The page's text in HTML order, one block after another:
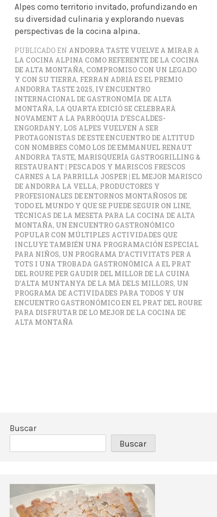
Alpes como territorio invitado, profundizando en
su diversidad culinaria y explorando nuevas
perspectivas de la cocina alpina.
PUBLICADO EN ANDORRA TASTE VUELVE A MIRAR A
LA COCINA ALPINA COMO REFERENTE DE LA COCINA
DE ALTA MONTAÑA, COMPROMISO CON UN LEGADO
Y CON SU TIERRA, FERRAN ADRIÀ ES EL PREMIO
ANDORRA TASTE 2025, IV ENCUENTRO
INTERNACIONAL DE GASTRONOMÍA DE ALTA
MONTAÑA, LA QUARTA EDICIÓ SE CELEBRARÀ
NOVAMENT A LA PARRÒQUIA D'ESCALDES-
ENGORDANY, LOS ALPES VUELVEN A SER
PROTAGONISTAS DE ESTE ENCUENTRO DE ALTITUD
CON NOMBRES COMO LOS DE EMMANUEL RENAUT
ANDORRA TASTE, MARISQUERÍA GASTROGRILLING &
RESTAURANT | PESCADOS Y MARISCOS FRESCOS
CARNES A LA PARRILLA JOSPER | EL MEJOR MARISCO
DE ANDORRA LA VELLA, PRODUCTORES Y
PROFESIONALES DE ENTORNOS MONTAÑOSOS DE
TODO EL MUNDO Y QUE SE PUEDE SEGUIR ON LINE,
TÉCNICAS DE LA MESETA PARA LA COCINA DE ALTA
MONTAÑA, UN ENCUENTRO GASTRONÓMICO
POPULAR CON MÚLTIPLES ACTIVIDADES QUE
INCLUYE TAMBIÉN UNA PROGRAMACIÓN ESPECIAL
PARA NIÑOS, UN PROGRAMA D'ACTIVITATS PER A
TOTS I UNA TROBADA GASTRONÒMICA A EL PRAT
DEL ROURE PER GAUDIR DEL MILLOR DE LA CUINA
D'ALTA MUNTANYA DE LA MÀ DELS MILLORS, UN
PROGRAMA DE ACTIVIDADES PARA TODOS Y UN
ENCUENTRO GASTRONÓMICO EN EL PRAT DEL ROURE
PARA DISFRUTAR DE LO MEJOR DE LA COCINA DE
ALTA MONTAÑA
Buscar
Buscar